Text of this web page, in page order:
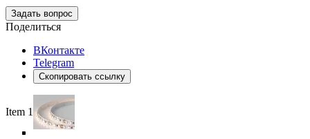
Задать вопрос
Поделиться
ВКонтакте
Telegram
Скопировать ссылку
Item 1 of 6